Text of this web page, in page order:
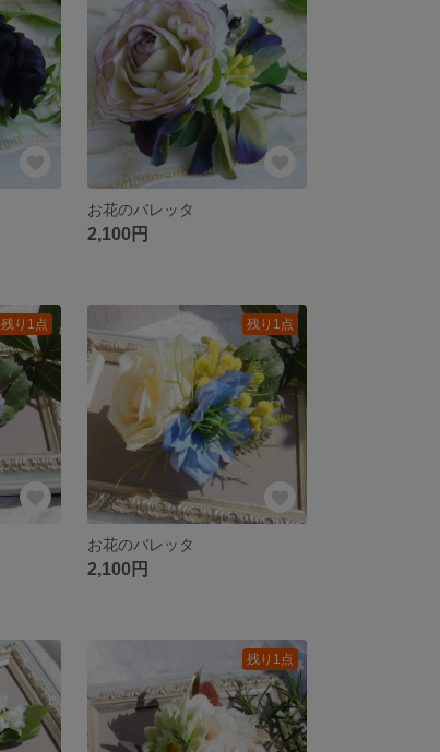
お花のバレッタ
2,100円
残り1点 残り1点
お花のバレッタ
2,100円
残り1点